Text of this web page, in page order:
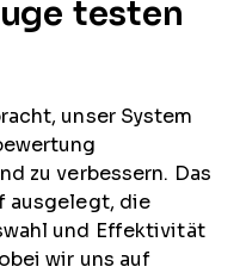
testen
unser System
zu verbessern. Das
ausgelegt, die
und Effektivität
wir uns auf